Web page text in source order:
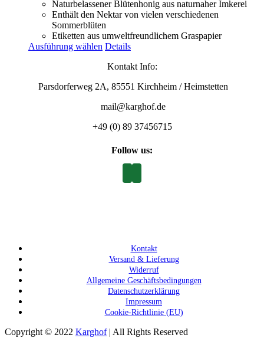
Naturbelassener Blütenhonig aus naturnaher Imkerei
Enthält den Nektar von vielen verschiedenen
Sommerblüten
Etiketten aus umweltfreundlichem Graspapier
Ausführung wählen Details
Kontakt Info:
Parsdorferweg 2A, 85551 Kirchheim / Heimstetten
mail@karghof.de
+49 (0) 89 37456715
Follow us:
Kontakt
Versand & Lieferung
Widerruf
Allgemeine Geschäftsbedingungen
Datenschutzerklärung
Impressum
Cookie-Richtlinie (EU)
Copyright © 2022 Karghof| All Rights Reserved